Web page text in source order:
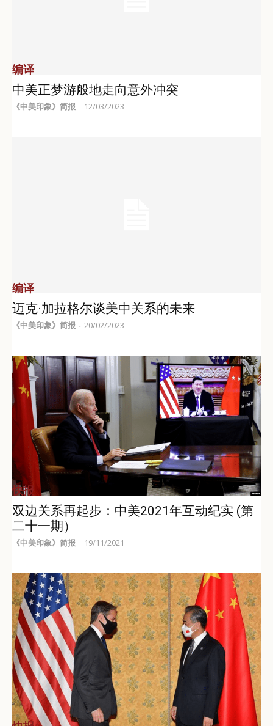
编译
中美正梦游般地走向意外冲突
《中美印象》简报 - 12/03/2023
编译
迈克·加拉格尔谈美中关系的未来
《中美印象》简报 - 20/02/2023
快报
双边关系再起步：中美2021年互动纪实 (第
二十一期）
《中美印象》简报 - 19/11/2021